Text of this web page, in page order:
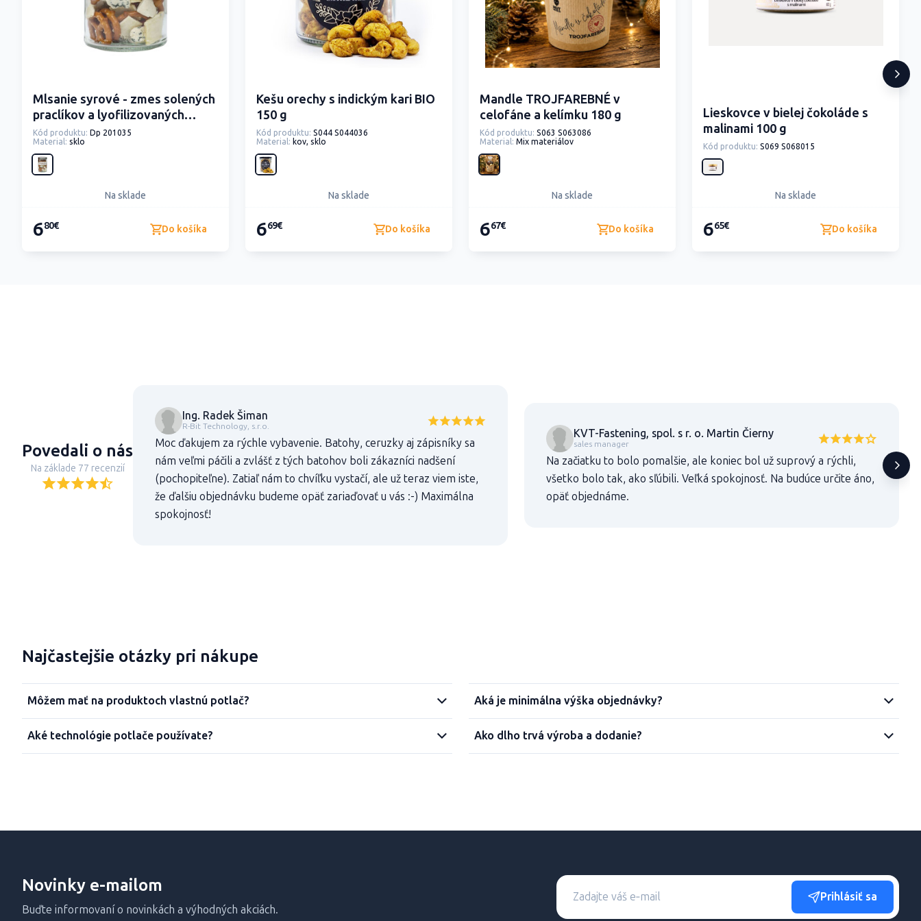
Mlsanie syrové - zmes solených
praclíkov a lyofilizovaných
syrov
Kód produktu: Dp 201035
Material: sklo
Na sklade
680€ Do košíka
Kešu orechy s indickým kari BIO
150 g
Kód produktu: S044 S044036
Material: kov, sklo
Na sklade
669€ Do košíka
Mandle TROJFAREBNÉ v
celofáne a kelímku 180 g
Kód produktu: S063 S063086
Material: Mix materiálov
Na sklade
667€ Do košíka
Lieskovce v bielej čokoláde s
malinami 100 g
Kód produktu: S069 S068015
Na sklade
665€ Do košíka
Povedali o nás
Na základe 77 recenzií
Ing. Radek Šiman
R-Bit Technology, s.r.o.
Moc ďakujem za rýchle vybavenie. Batohy, ceruzky aj zápisníky sa
nám veľmi páčili a zvlášť z tých batohov boli zákazníci nadšení
(pochopiteľne). Zatiaľ nám to chvíľku vystačí, ale už teraz viem iste,
že ďalšiu objednávku budeme opäť zariaďovať u vás :-) Maximálna
spokojnosť!
KVT-Fastening, spol. s r. o. Martin Čierny
sales manager
Na začiatku to bolo pomalšie, ale koniec bol už suprový a rýchli,
všetko bolo tak, ako sľúbili. Veľká spokojnosť. Na budúce určite áno,
opäť objednáme.
Najčastejšie otázky pri nákupe
Môžem mať na produktoch vlastnú potlač?
Aké technológie potlače používate?
Aká je minimálna výška objednávky?
Ako dlho trvá výroba a dodanie?
Novinky e-mailom
Buďte informovaní o novinkách a výhodných akciách.
Prihlásiť sa